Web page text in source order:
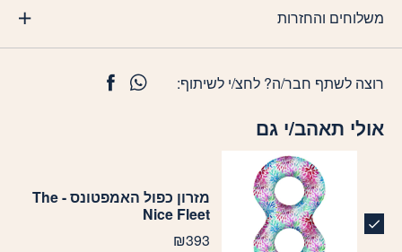
משלוחים והחזרות
אולי תאהב/י גם
מזרון כפול האמפטונס - The
Nice Fleet
₪393
רוצה לשתף חבר/ה? לחצ/י לשיתוף: